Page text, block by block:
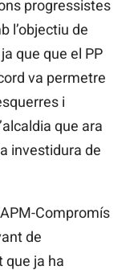
progressistes
l’objectiu de
que que el PP
va permetre
i
que ara
investidura de
Compromís
de
que ja ha